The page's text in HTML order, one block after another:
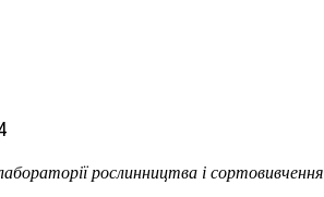
рослинництва і сортовивчення